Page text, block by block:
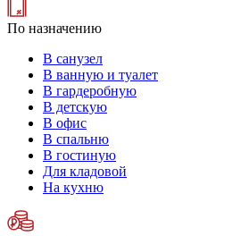
По назначению
В санузел
В ванную и туалет
В гардеробную
В детскую
В офис
В спальню
В гостиную
Для кладовой
На кухню